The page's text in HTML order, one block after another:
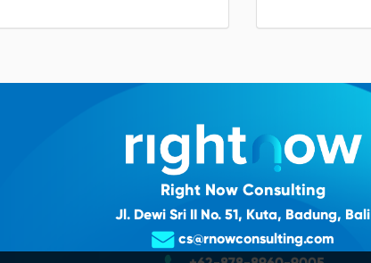
Right Now Consulting
Jl. Dewi Sri II No. 51, Kuta, Badung, Bali
cs@rnowconsulting.com